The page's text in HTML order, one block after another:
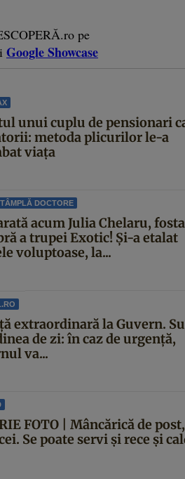
pe
Google Showcase
unui cuplu de pensionari
metoda plicurilor le-a
viața
DOCTORE
acum Julia Chelaru, fosta
a trupei Exotic! Și-a etalat
voluptoase, la...
extraordinară la Guvern.
de zi: în caz de urgență,
va...
FOTO | Mâncărică de
Se poate servi și rece și